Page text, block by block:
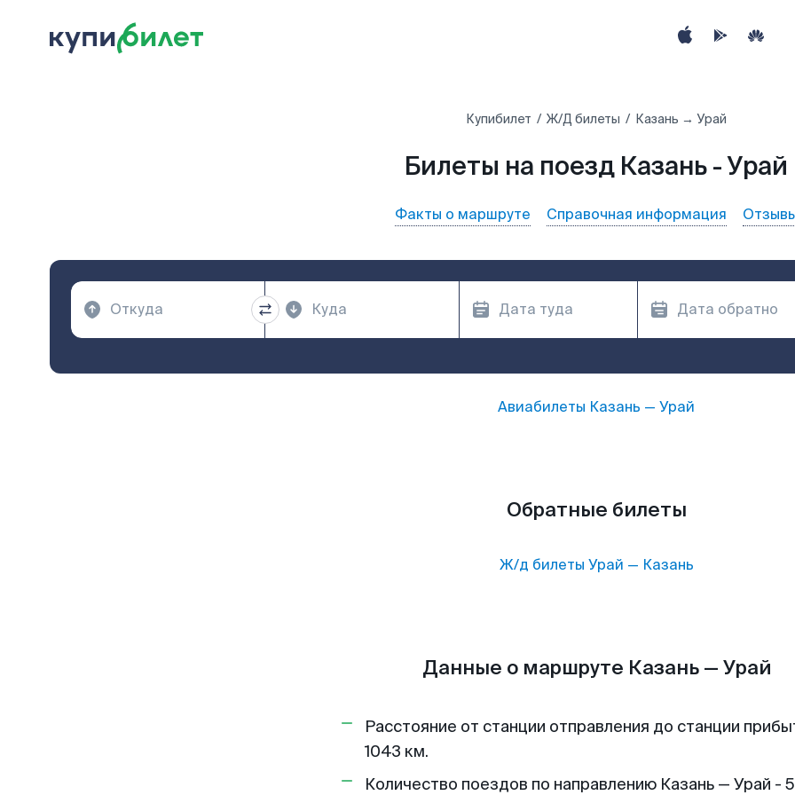
Купибилет Ж/Д билеты Казань → Урай
Билеты на поезд Казань - Урай
Факты о маршруте Справочная информация
Авиабилеты Казань — Урай
Обратные билеты
Ж/д билеты Урай — Казань
Данные о маршруте Казань — Урай
Расстояние от станции отправления до станции
1043 км.
Количество поездов по направлению Казань — Урай -